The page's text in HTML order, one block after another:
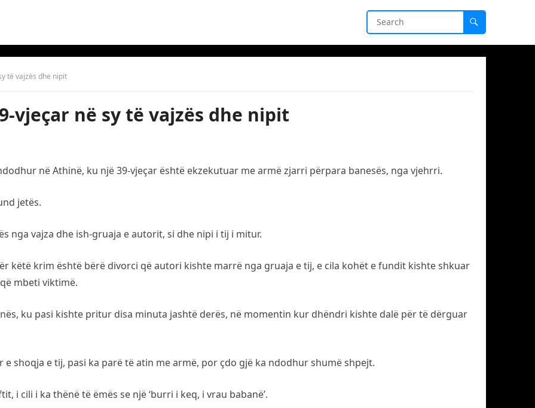
të vajzës dhe nipit
vjeçar në sy të vajzës dhe nipit
në Athinë, ku një 39-vjeçar është ekzekutuar me armë zjarri përpara banesës, nga vjehrri.
jetës.
nga vajza dhe ish-gruaja e autorit, si dhe nipi i tij i mitur.
këtë krim është bërë divorci që autori kishte marrë nga gruaja e tij, e cila kohët e fundit kishte shkuar
mbeti viktimë.
ku pasi kishte pritur disa minuta jashtë derës, në momentin kur dhëndri kishte dalë për të dërguar
shoqja e tij, pasi ka parë të atin me armë, por çdo gjë ka ndodhur shumë shpejt.
i cili i ka thënë të ëmës se një ‘burri i keq, i vrau babanë’.